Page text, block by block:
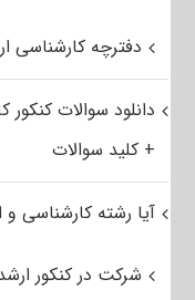
دفترچه کارشناسی
دانلود سوالات کنکور
+ کلید سوالات
آیا رشته کارشناسی
شرکت در کنکور